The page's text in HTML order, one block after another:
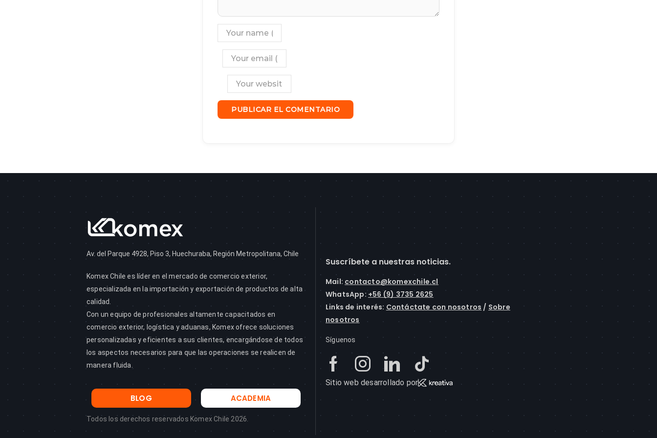
Av. del Parque 4928, Piso 3, Huechuraba, Región Metropolitana, Chile
Komex Chile es líder en el mercado de comercio exterior,
especializada en la importación y exportación de productos de alta
calidad.
Con un equipo de profesionales altamente capacitados en
comercio exterior, logística y aduanas, Komex ofrece soluciones
personalizadas y eficientes a sus clientes, encargándose de todos
los aspectos necesarios para que las operaciones se realicen de
manera fluida.
BLOG ACADEMIA
Todos los derechos reservados Komex Chile 2026.
Suscríbete a nuestras noticias.
Mail: contacto@komexchile.cl
WhatsApp: +56 (9) 3735 2625
Links de interés: Contáctate con nosotros / Sobre
nosotros
Síguenos
Sitio web desarrollado por